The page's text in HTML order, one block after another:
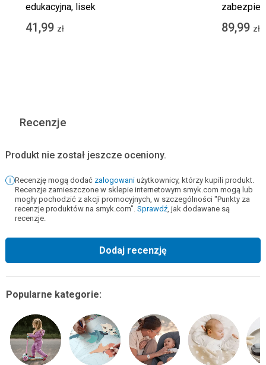
edukacyjna, lisek
41,99 zł
fotelika
89,99 zł
Recenzje
Produkt nie został jeszcze oceniony.
Recenzję mogą dodać zalogowani użytkownicy, którzy kupili produkt.
Recenzje zamieszczone w sklepie internetowym smyk.com mogą lub
mogły pochodzić z akcji promocyjnych, w szczególności "Punkty za
recenzje produktów na smyk.com". Sprawdź, jak dodawane są
recenzje.
Dodaj recenzję
Popularne kategorie: